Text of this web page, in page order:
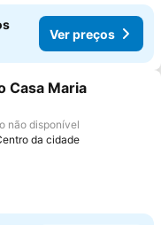
Ver preços
aos favoritos
Casa Maria
não disponível
da cidade